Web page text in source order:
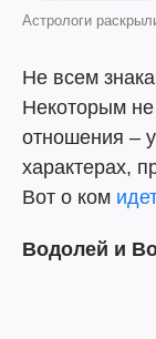
Астрологи
Не всем
Некоторым не
отношения –
характерах,
Вот о ком
Водолей и